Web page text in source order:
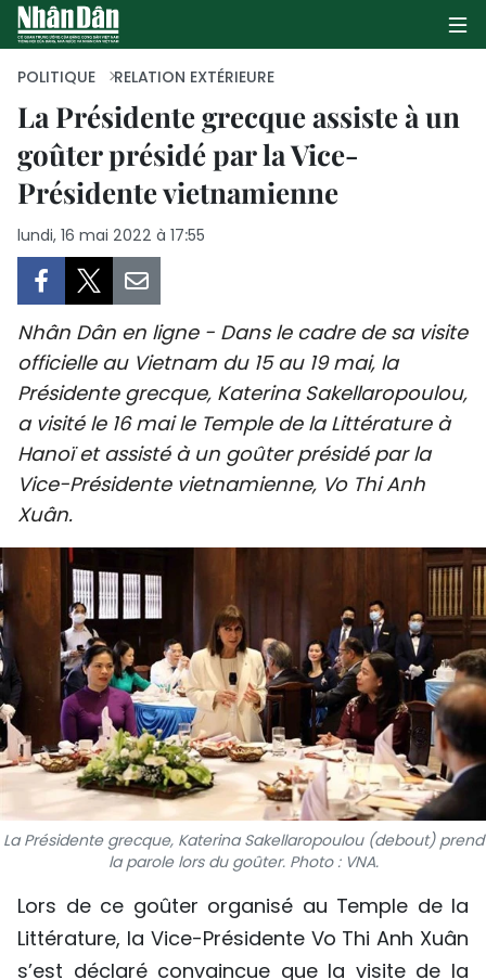
PAGE D'ACCUEIL
POLITIQUE
CULTURE
TOURISME
ENVIRONNEMENT
PAYS NATAL
INTERNATIONAL
MÉGASTORIE
INFOGRAPHIE
PHOTO
À PROPOS DU "PEUPLE"
POLITIQUE RELATION EXTÉRIEURE
La Présidente grecque assiste à un
goûter présidé par la Vice-
Présidente vietnamienne
lundi, 16 mai 2022 à 17:55
Nhân Dân en ligne - Dans le cadre de sa visite
officielle au Vietnam du 15 au 19 mai, la
Présidente grecque, Katerina Sakellaropoulou,
a visité le 16 mai le Temple de la Littérature à
Hanoï et assisté à un goûter présidé par la
Vice-Présidente vietnamienne, Vo Thi Anh
Xuân.
La Présidente grecque, Katerina Sakellaropoulou (debout) prend
la parole lors du goûter. Photo : VNA.
Lors de ce goûter organisé au Temple de la
Littérature, la Vice-Présidente Vo Thi Anh Xuân
s’est déclaré convaincue que la visite de la